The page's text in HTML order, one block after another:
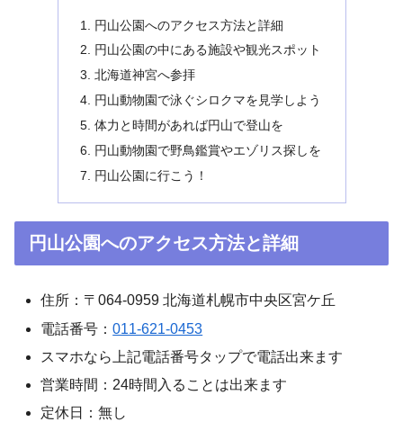
円山公園へのアクセス方法と詳細
円山公園の中にある施設や観光スポット
北海道神宮へ参拝
円山動物園で泳ぐシロクマを見学しよう
体力と時間があれば円山で登山を
円山動物園で野鳥鑑賞やエゾリス探しを
円山公園に行こう！
円山公園へのアクセス方法と詳細
住所：〒064-0959 北海道札幌市中央区宮ケ丘
電話番号：011-621-0453
スマホなら上記電話番号タップで電話出来ます
営業時間：24時間入ることは出来ます
定休日：無し